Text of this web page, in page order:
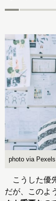
photo via Pexels
こうした優
だが、このよ